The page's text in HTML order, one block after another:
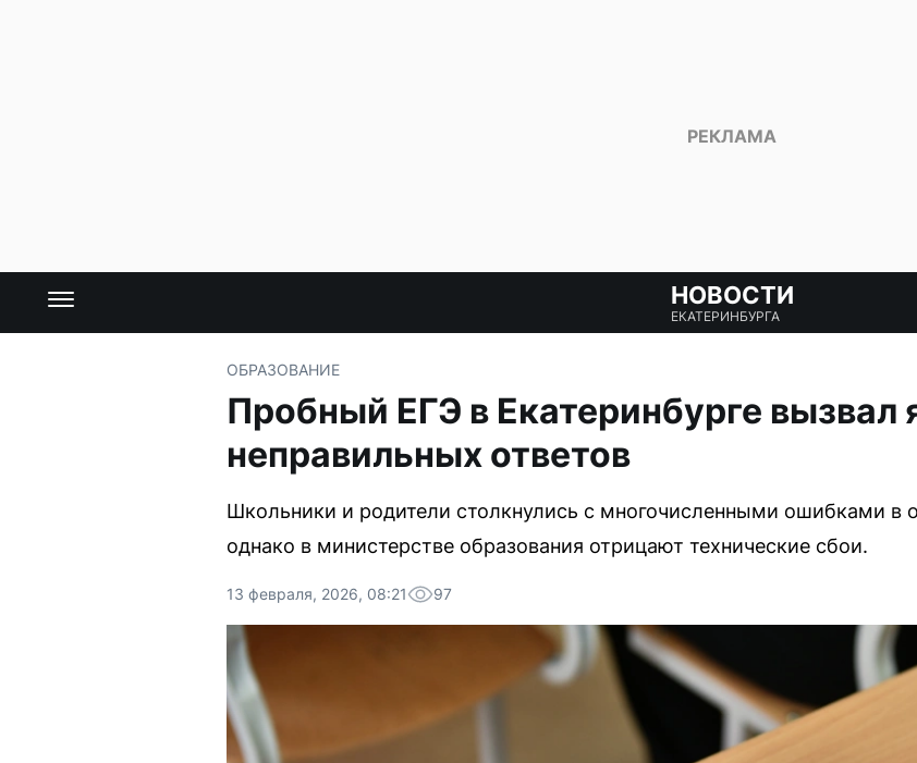
НОВОСТИ
ЕКАТЕРИНБУРГА
ОБРАЗОВАНИЕ
Пробный ЕГЭ в Екатеринбурге вызвал
неправильных ответов
Школьники и родители столкнулись с многочисленными ошибками в
однако в министерстве образования отрицают технические сбои.
13 февраля, 2026, 08:21 97